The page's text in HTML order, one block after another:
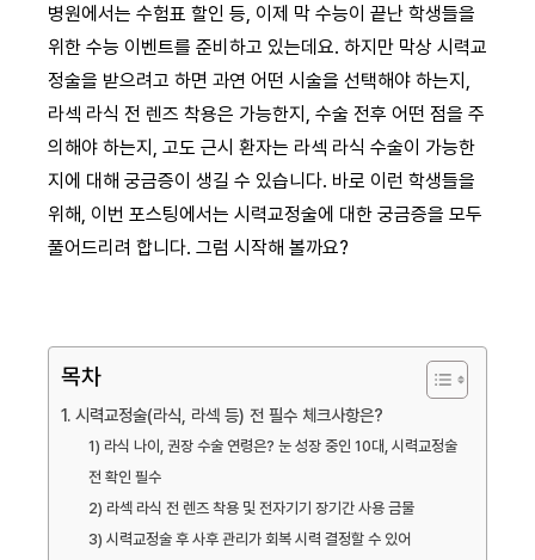
병원에서는 수험표 할인 등, 이제 막 수능이 끝난 학생들을
위한 수능 이벤트를 준비하고 있는데요. 하지만 막상 시력교
정술을 받으려고 하면 과연 어떤 시술을 선택해야 하는지,
라섹 라식 전 렌즈 착용은 가능한지, 수술 전후 어떤 점을 주
의해야 하는지, 고도 근시 환자는 라섹 라식 수술이 가능한
지에 대해 궁금증이 생길 수 있습니다. 바로 이런 학생들을
위해, 이번 포스팅에서는 시력교정술에 대한 궁금증을 모두
풀어드리려 합니다. 그럼 시작해 볼까요?
목차
1. 시력교정술(라식, 라섹 등) 전 필수 체크사항은?
1) 라식 나이, 권장 수술 연령은? 눈 성장 중인 10대, 시력교정술
전 확인 필수
2) 라섹 라식 전 렌즈 착용 및 전자기기 장기간 사용 금물
3) 시력교정술 후 사후 관리가 회복 시력 결정할 수 있어